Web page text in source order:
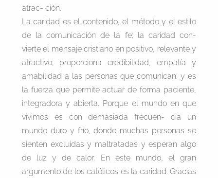
atrac- ción.
La caridad es el contenido, el método y el estilo
de la comunicación de la fe; la caridad con-
vierte el mensaje cristiano en positivo, relevante y
atractivo; proporciona credibilidad, empatía y
amabilidad a las personas que comunican; y es
la fuerza que permite actuar de forma paciente,
integradora y abierta. Porque el mundo en que
vivimos es con demasiada frecuen- cia un
mundo duro y frío, donde muchas personas se
sienten excluidas y maltratadas y esperan algo
de luz y de calor. En este mundo, el gran
argumento de los católicos es la caridad. Gracias